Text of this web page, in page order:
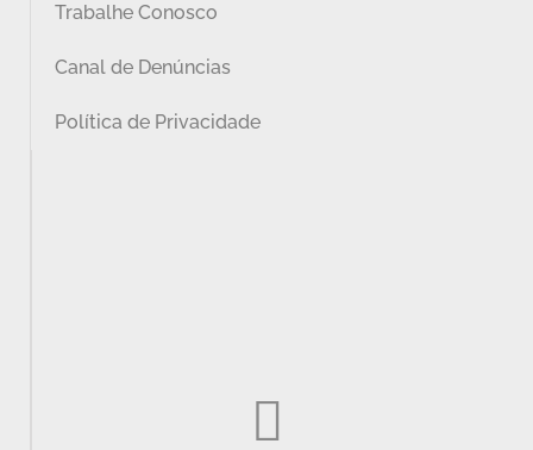
Trabalhe Conosco
Canal de Denúncias
Política de Privacidade